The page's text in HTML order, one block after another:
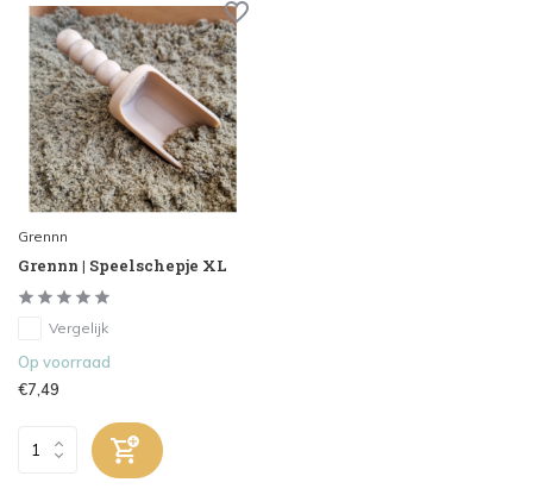
Grennn
Grennn | Speelschepje XL
Vergelijk
Op voorraad
€7,49